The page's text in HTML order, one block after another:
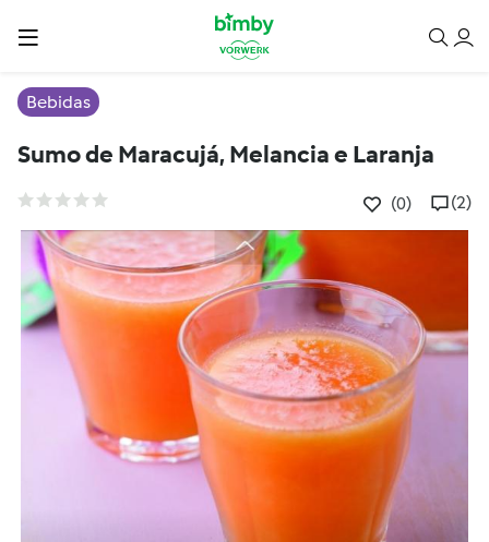
Bebidas
Sumo de Maracujá, Melancia e Laranja
(0) (2)